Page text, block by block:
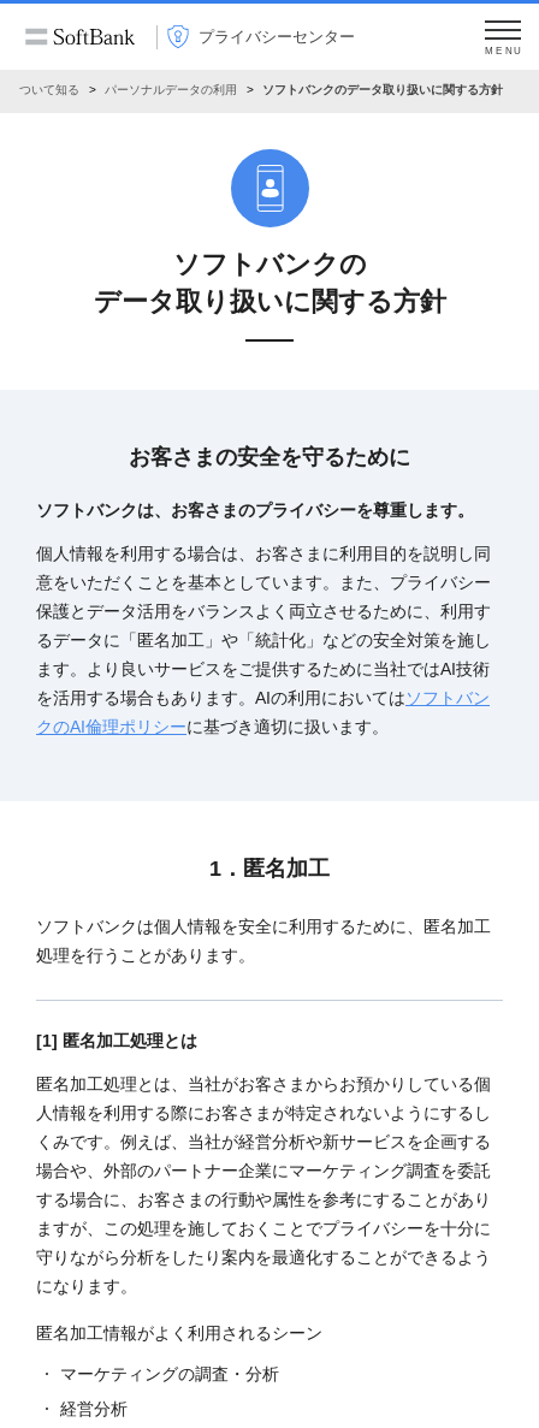
プライバシーセンター
MENU
について知る パーソナルデータの利用 ソフトバンクのデータ取り扱いに関する方針
ソフトバンクの
データ取り扱いに関する方針
お客さまの安全を守るために
ソフトバンクは、お客さまのプライバシーを尊重します。
個人情報を利用する場合は、お客さまに利用目的を説明し同
意をいただくことを基本としています。また、プライバシー
保護とデータ活用をバランスよく両立させるために、利用す
るデータに「匿名加工」や「統計化」などの安全対策を施し
ます。より良いサービスをご提供するために当社ではAI技術
を活用する場合もあります。AIの利用においてはソフトバン
クのAI倫理ポリシーに基づき適切に扱います。
1．匿名加工
ソフトバンクは個人情報を安全に利用するために、匿名加工
処理を行うことがあります。
[1] 匿名加工処理とは
匿名加工処理とは、当社がお客さまからお預かりしている個
人情報を利用する際にお客さまが特定されないようにするし
くみです。例えば、当社が経営分析や新サービスを企画する
場合や、外部のパートナー企業にマーケティング調査を委託
する場合に、お客さまの行動や属性を参考にすることがあり
ますが、この処理を施しておくことでプライバシーを十分に
守りながら分析をしたり案内を最適化することができるよう
になります。
匿名加工情報がよく利用されるシーン
マーケティングの調査・分析
経営分析